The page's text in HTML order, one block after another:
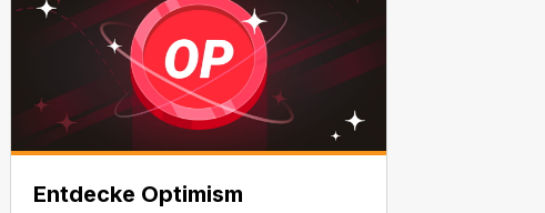
Entdecke Optimism